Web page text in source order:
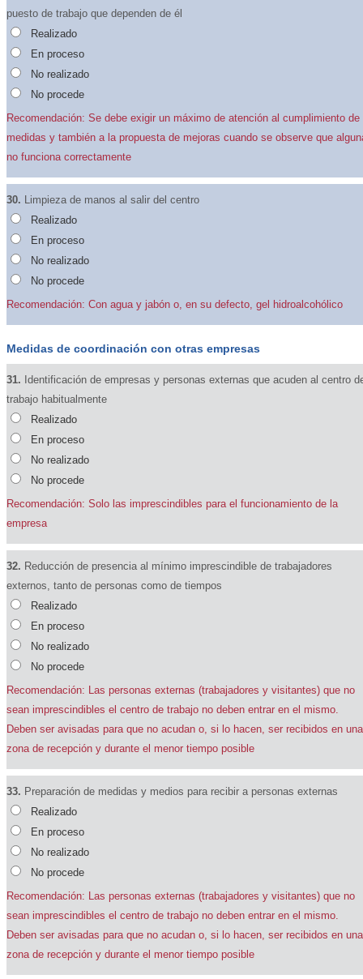
puesto de trabajo que dependen de él
Realizado
En proceso
No realizado
No procede
Recomendación: Se debe exigir un máximo de atención al cumplimiento de
medidas y también a la propuesta de mejoras cuando se observe que
no funciona correctamente
30. Limpieza de manos al salir del centro
Realizado
En proceso
No realizado
No procede
Recomendación: Con agua y jabón o, en su defecto, gel hidroalcohólico
Medidas de coordinación con otras empresas
31. Identificación de empresas y personas externas que acuden al centro
trabajo habitualmente
Realizado
En proceso
No realizado
No procede
Recomendación: Solo las imprescindibles para el funcionamiento de la
empresa
32. Reducción de presencia al mínimo imprescindible de trabajadores
externos, tanto de personas como de tiempos
Realizado
En proceso
No realizado
No procede
Recomendación: Las personas externas (trabajadores y visitantes) que no
sean imprescindibles el centro de trabajo no deben entrar en el mismo.
Deben ser avisadas para que no acudan o, si lo hacen, ser recibidos en una
zona de recepción y durante el menor tiempo posible
33. Preparación de medidas y medios para recibir a personas externas
Realizado
En proceso
No realizado
No procede
Recomendación: Las personas externas (trabajadores y visitantes) que no
sean imprescindibles el centro de trabajo no deben entrar en el mismo.
Deben ser avisadas para que no acudan o, si lo hacen, ser recibidos en una
zona de recepción y durante el menor tiempo posible